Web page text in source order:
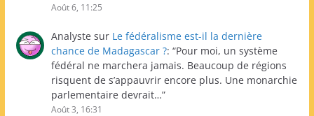
Août 6, 11:25
Analyste sur Le fédéralisme est-il la dernière
chance de Madagascar ?: “Pour moi, un système
fédéral ne marchera jamais. Beaucoup de régions
risquent de s’appauvrir encore plus. Une monarchie
parlementaire devrait…”
Août 3, 16:31